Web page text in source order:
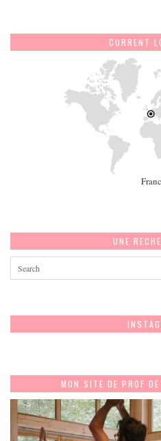
CURRENT
UNE
MON SITE DE PROF DE